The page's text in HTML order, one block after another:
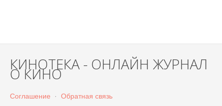
КИНОТЕКА - ОНЛАЙН ЖУРНАЛ
О КИНО
Соглашение · Обратная связь